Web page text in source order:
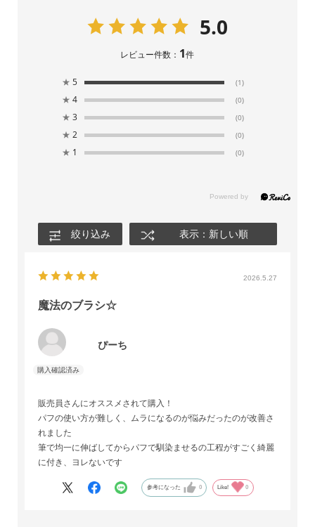
5.0
レビュー件数： 1件
★ 5 (1)
★ 4 (0)
★ 3 (0)
★ 2 (0)
★ 1 (0)
絞り込み 表示：新しい順
2026.5.27
魔法のブラシ☆
ぴーち
販売員さんにオススメされて購入！
パフの使い方が難しく、ムラになるのが悩みだったのが改善さ
れました
筆で均一に伸ばしてからパフで馴染ませるの工程がすごく綺麗
に付き、ヨレないです
参考になった 0 Like! 0